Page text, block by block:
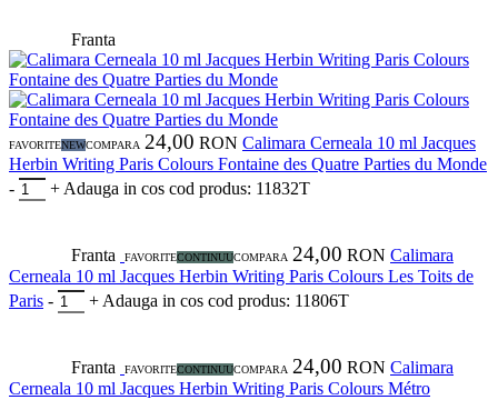
Franta
FAVORITENEWCOMPARA 24,00 RON Calimara Cerneala 10 ml Jacques
Herbin Writing Paris Colours Fontaine des Quatre Parties du Monde
-
+ Adauga in cos cod produs: 11832T
Franta FAVORITECONTINUUCOMPARA 24,00 RON Calimara
Cerneala 10 ml Jacques Herbin Writing Paris Colours Les Toits de
Paris - + Adauga in cos cod produs: 11806T
Franta FAVORITECONTINUUCOMPARA 24,00 RON Calimara
Cerneala 10 ml Jacques Herbin Writing Paris Colours Métro